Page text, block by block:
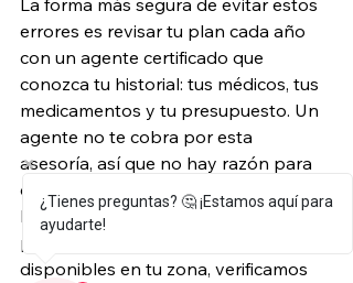
La forma más segura de evitar estos
errores es revisar tu plan cada año
con un agente certificado que
conozca tu historial: tus médicos, tus
medicamentos y tu presupuesto. Un
agente no te cobra por esta
asesoría, así que no hay razón para
decidir a ciegas.
En Trimino Insurance revisamos tu
plan actual contra las opciones
disponibles en tu zona, verificamos
¿Tienes preguntas? 🤔 ¡Estamos aquí para
ayudarte!